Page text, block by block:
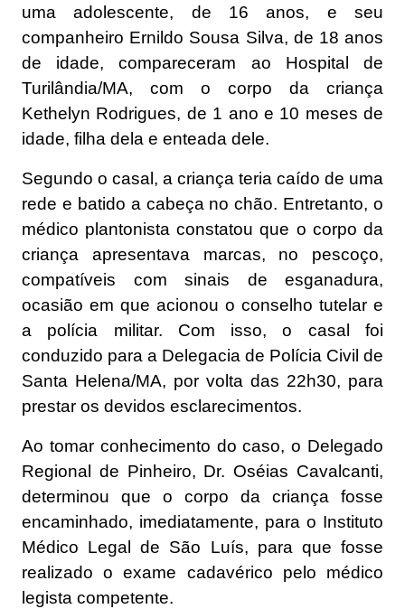
uma adolescente, de 16 anos, e seu
companheiro Ernildo Sousa Silva, de 18 anos
de idade, compareceram ao Hospital de
Turilândia/MA, com o corpo da criança
Kethelyn Rodrigues, de 1 ano e 10 meses de
idade, filha dela e enteada dele.
Segundo o casal, a criança teria caído de uma
rede e batido a cabeça no chão. Entretanto, o
médico plantonista constatou que o corpo da
criança apresentava marcas, no pescoço,
compatíveis com sinais de esganadura,
ocasião em que acionou o conselho tutelar e
a polícia militar. Com isso, o casal foi
conduzido para a Delegacia de Polícia Civil de
Santa Helena/MA, por volta das 22h30, para
prestar os devidos esclarecimentos.
Ao tomar conhecimento do caso, o Delegado
Regional de Pinheiro, Dr. Oséias Cavalcanti,
determinou que o corpo da criança fosse
encaminhado, imediatamente, para o Instituto
Médico Legal de São Luís, para que fosse
realizado o exame cadavérico pelo médico
legista competente.